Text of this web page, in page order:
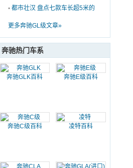
亮点解析
▪ 都市壮汉 盘点七款车长超5米的
更多奔驰GL级文章»
奔驰热门车系
奔驰GLK百科 奔驰E级百科
奔驰C级百科 凌特百科